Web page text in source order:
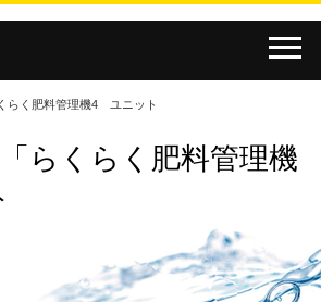
らく肥料管理機4 ユニット
らくらく肥料管理機